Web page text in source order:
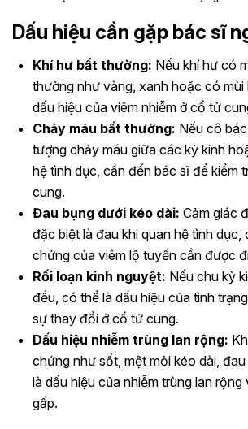
Dấu hiệu cần gặp bác sĩ
Khí hư bất thường: Nếu khí hư có
thường như vàng, xanh hoặc có
dấu hiệu của viêm nhiễm ở cổ tử
Chảy máu bất thường: Nếu cô
tượng chảy máu giữa các kỳ kinh
hệ tình dục, cần đến bác sĩ để kiểm
cung.
Đau bụng dưới kéo dài: Cảm giác
đặc biệt là đau khi quan hệ tình dục,
chứng của viêm lộ tuyến cần được
Rối loạn kinh nguyệt: Nếu chu kỳ
đều, có thể là dấu hiệu của tình
sự thay đổi ở cổ tử cung.
Dấu hiệu nhiễm trùng lan rộng:
chứng như sốt, mệt mỏi kéo dài,
là dấu hiệu của nhiễm trùng lan rộng
gấp.